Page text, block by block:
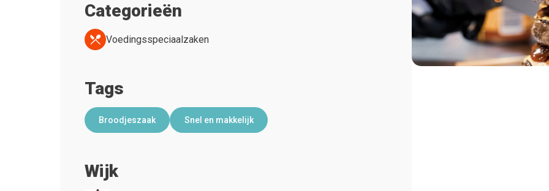
Categorieën
Voedingsspeciaalzaken
Tags
Broodjeszaak Snel en makkelijk
Wijk